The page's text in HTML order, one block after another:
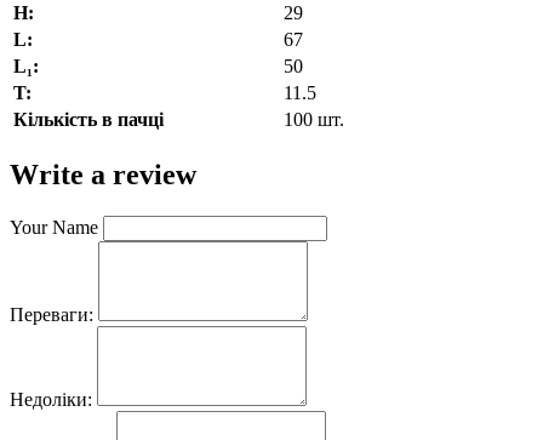
H:
29
L:
67
L₁:
50
T:
11.5
Кількість в пачці
100 шт.
Write a review
Your Name
Переваги:
Недоліки: